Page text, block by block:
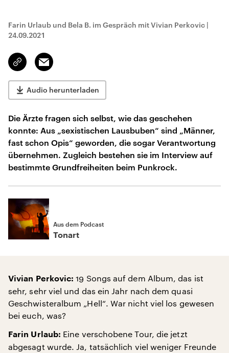
Farin Urlaub und Bela B. im Gespräch mit Vivian Perkovic |
24.09.2021
Link
kopieren/teilen
Email
Audio herunterladen
Die Ärzte fragen sich selbst, wie das geschehen
konnte: Aus „sexistischen Lausbuben“ sind „Männer,
fast schon Opis“ geworden, die sogar Verantwortung
übernehmen. Zugleich bestehen sie im Interview auf
bestimmte Grundfreiheiten beim Punkrock.
Aus dem Podcast
Tonart
Vivian Perkovic: 19 Songs auf dem Album, das ist
sehr, sehr viel und das ein Jahr nach dem quasi
Geschwisteralbum „Hell“. War nicht viel los gewesen
bei euch, was?
Farin Urlaub: Eine verschobene Tour, die jetzt
abgesagt wurde. Ja, tatsächlich viel weniger Freunde